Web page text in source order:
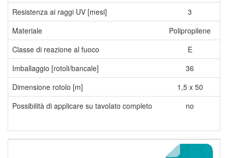
Resistenza ai raggi UV [mesi]
3
Materiale
Polipropilene
Classe di reazione al fuoco
E
Imballaggio [rotoli/bancale]
36
Dimensione rotolo [m]
1,5 x 50
Possibilità di applicare su tavolato completo
no